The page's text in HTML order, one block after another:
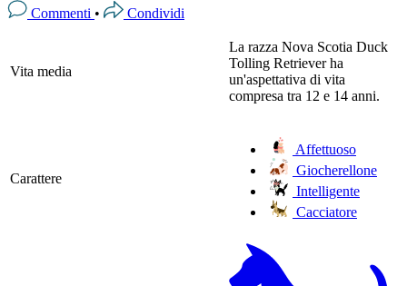
Commenti • Condividi
Vita media
La razza Nova Scotia Duck
Tolling Retriever ha
un'aspettativa di vita
compresa tra 12 e 14 anni.
Carattere
Affettuoso
Giocherellone
Intelligente
Cacciatore